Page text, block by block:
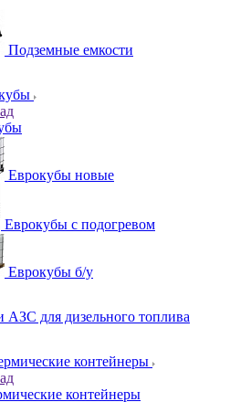
Подземные емкости
Еврокубы новые
Еврокубы с подогревом
Еврокубы б/у
для дизельного топлива
контейнеры
контейнеры